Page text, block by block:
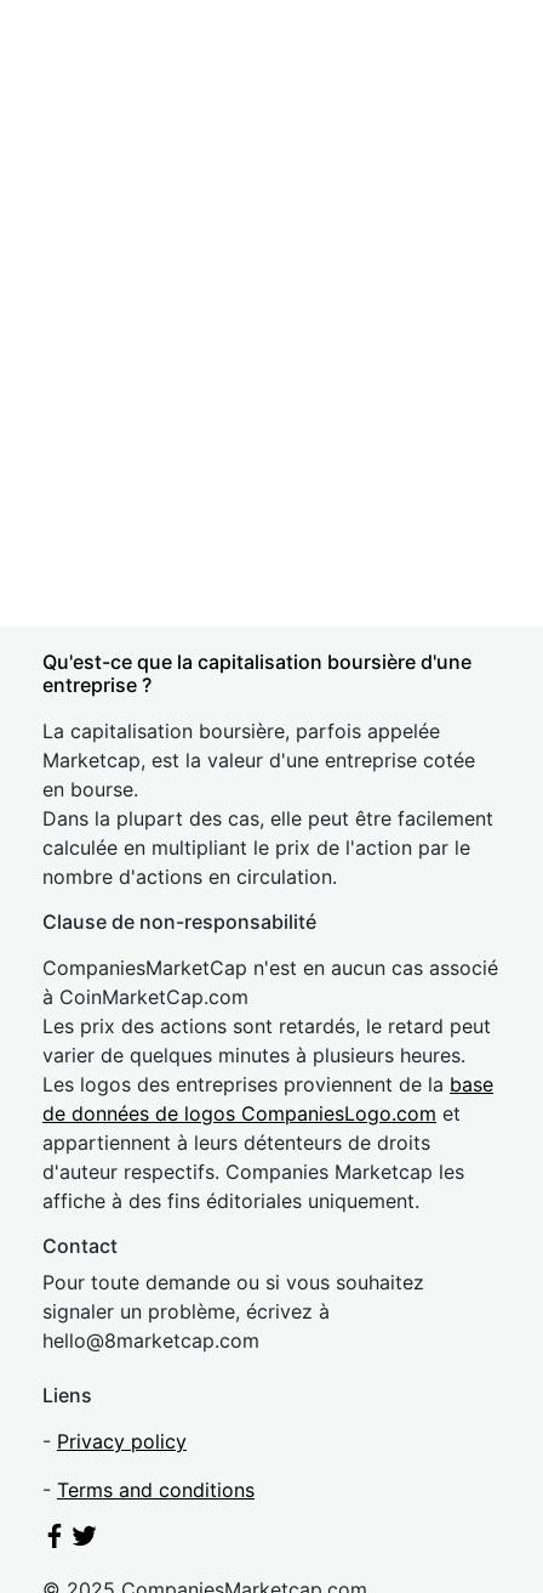
Qu'est-ce que la capitalisation boursière d'une
entreprise ?
La capitalisation boursière, parfois appelée
Marketcap, est la valeur d'une entreprise cotée
en bourse.
Dans la plupart des cas, elle peut être facilement
calculée en multipliant le prix de l'action par le
nombre d'actions en circulation.
Clause de non-responsabilité
CompaniesMarketCap n'est en aucun cas associé
à CoinMarketCap.com
Les prix des actions sont retardés, le retard peut
varier de quelques minutes à plusieurs heures.
Les logos des entreprises proviennent de la base
de données de logos CompaniesLogo.com et
appartiennent à leurs détenteurs de droits
d'auteur respectifs. Companies Marketcap les
affiche à des fins éditoriales uniquement.
Contact
Pour toute demande ou si vous souhaitez
signaler un problème, écrivez à
hello@8marketcap.com
Liens
- Privacy policy
- Terms and conditions